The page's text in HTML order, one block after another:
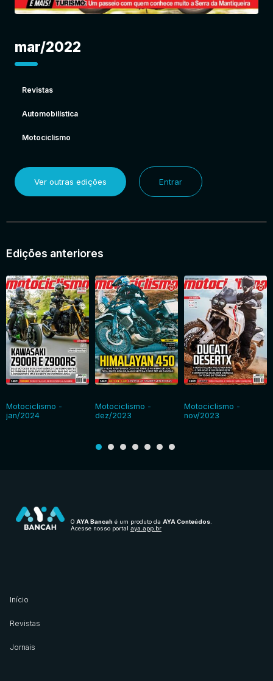
mar/2022
Revistas
Automobilística
Motociclismo
Ver outras edições Entrar
Edições anteriores
Motociclismo -
jan/2024
Motociclismo -
dez/2023
Motociclismo -
nov/2023
O AYA Bancah é um produto da AYA Conteúdos
Acesse nosso portal aya.app.br
Início
Revistas
Jornais